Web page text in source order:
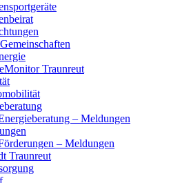
Traunreut
– Meldungen
– Meldungen
Traunreut